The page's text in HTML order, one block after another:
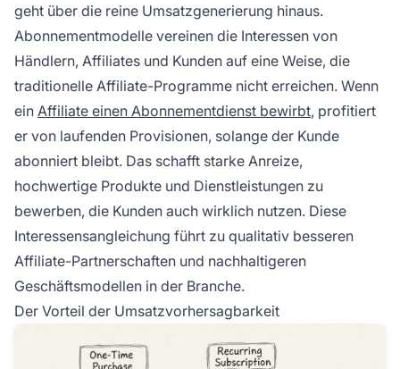
geht über die reine Umsatzgenerierung hinaus.
Abonnementmodelle vereinen die Interessen von
Händlern, Affiliates und Kunden auf eine Weise, die
traditionelle Affiliate-Programme nicht erreichen. Wenn
ein Affiliate einen Abonnementdienst bewirbt, profitiert
er von laufenden Provisionen, solange der Kunde
abonniert bleibt. Das schafft starke Anreize,
hochwertige Produkte und Dienstleistungen zu
bewerben, die Kunden auch wirklich nutzen. Diese
Interessensangleichung führt zu qualitativ besseren
Affiliate-Partnerschaften und nachhaltigeren
Geschäftsmodellen in der Branche.
Der Vorteil der Umsatzvorhersagbarkeit